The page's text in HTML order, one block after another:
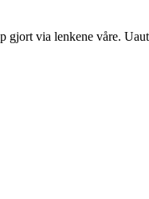
via lenkene våre.